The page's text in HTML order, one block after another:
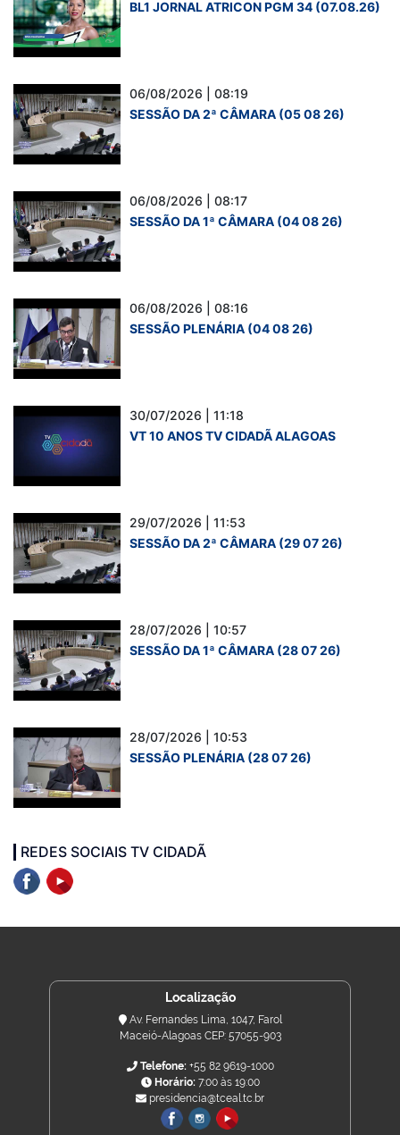
BL1 JORNAL ATRICON PGM 34 (07.08.26)
06/08/2026 | 08:19
SESSÃO DA 2ª CÂMARA (05 08 26)
06/08/2026 | 08:17
SESSÃO DA 1ª CÂMARA (04 08 26)
06/08/2026 | 08:16
SESSÃO PLENÁRIA (04 08 26)
30/07/2026 | 11:18
VT 10 ANOS TV CIDADÃ ALAGOAS
29/07/2026 | 11:53
SESSÃO DA 2ª CÂMARA (29 07 26)
28/07/2026 | 10:57
SESSÃO DA 1ª CÂMARA (28 07 26)
28/07/2026 | 10:53
SESSÃO PLENÁRIA (28 07 26)
REDES SOCIAIS TV CIDADÃ
Localização
Av. Fernandes Lima, 1047, Farol
Maceió-Alagoas CEP: 57055-903
Telefone:+55 82 9619-1000
Horário:7:00 às 19:00
presidencia@tceal.tc.br